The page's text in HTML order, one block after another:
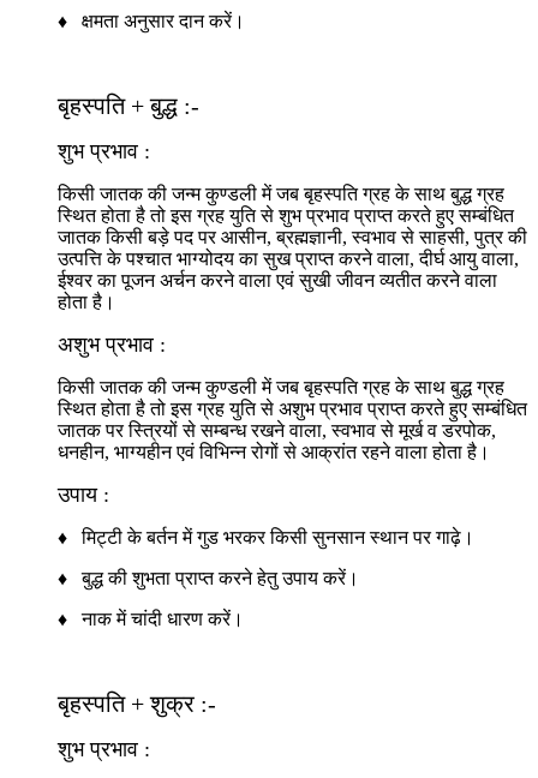
♦ क्षमता अनुसार दान करें।
बृहस्पति + बुद्ध :-
शुभ प्रभाव :
किसी जातक की जन्म कुण्डली में जब बृहस्पति ग्रह के साथ बुद्ध ग्रह
स्थित होता है तो इस ग्रह युति से शुभ प्रभाव प्राप्त करते हुए सम्बंधित
जातक किसी बड़े पद पर आसीन, ब्रह्मज्ञानी, स्वभाव से साहसी, पुत्र की
उत्पत्ति के पश्चात भाग्योदय का सुख प्राप्त करने वाला, दीर्घ आयु वाला,
ईश्वर का पूजन अर्चन करने वाला एवं सुखी जीवन व्यतीत करने वाला
होता है।
अशुभ प्रभाव :
किसी जातक की जन्म कुण्डली में जब बृहस्पति ग्रह के साथ बुद्ध ग्रह
स्थित होता है तो इस ग्रह युति से अशुभ प्रभाव प्राप्त करते हुए सम्बंधित
जातक पर स्त्रियों से सम्बन्ध रखने वाला, स्वभाव से मूर्ख व डरपोक,
धनहीन, भाग्यहीन एवं विभिन्न रोगों से आक्रांत रहने वाला होता है।
उपाय :
♦ मिट्टी के बर्तन में गुड भरकर किसी सुनसान स्थान पर गाढ़े।
♦ बुद्ध की शुभता प्राप्त करने हेतु उपाय करें।
♦ नाक में चांदी धारण करें।
बृहस्पति + शुक्र :-
शुभ प्रभाव :